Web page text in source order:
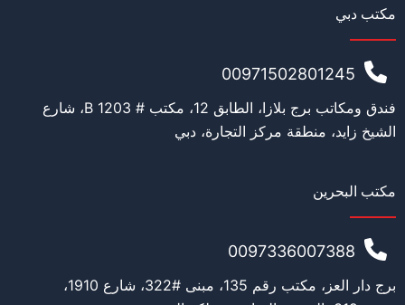
مكتب دبي
00971502801245
فندق ومكاتب برج بلازا، الطابق 12، مكتب # 1203 B، شارع
الشيخ زايد، منطقة مركز التجارة، دبي
مكتب البحرين
0097336007388
برج دار العز، مكتب رقم 135، مبنى #322، شارع 1910،